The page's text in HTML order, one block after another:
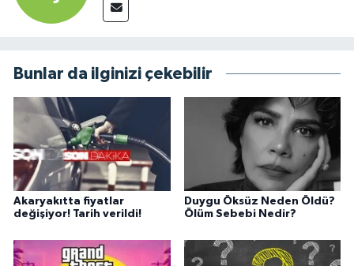
Bunlar da ilginizi çekebilir
Akaryakıtta fiyatlar
değişiyor! Tarih verildi!
Duygu Öksüz Neden Öldü?
Ölüm Sebebi Nedir?